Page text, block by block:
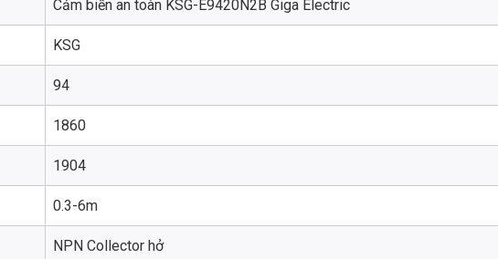
Cảm biến an toàn KSG-E9420N2B Giga Electric
KSG
94
1860
1904
0.3-6m
NPN Collector hở